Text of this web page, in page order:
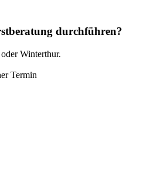
durchführen?
Winterthur.
Termin